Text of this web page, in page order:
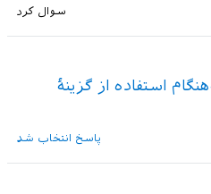
سوال کرد
استفاده از گزینهٔ
پاسخ انتخاب شد